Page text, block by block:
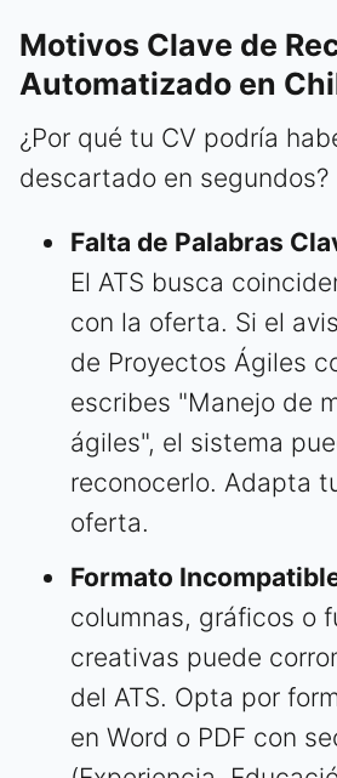
Motivos Clave de
Automatizado en
¿Por qué tu CV podría
descartado en segundos?
Falta de Palabras
El ATS busca
con la oferta. Si el
de Proyectos Ágiles
escribes "Manejo de
ágiles", el sistema
reconocerlo. Adapta
oferta.
Formato
columnas, gráficos o
creativas puede
del ATS. Opta por
en Word o PDF con